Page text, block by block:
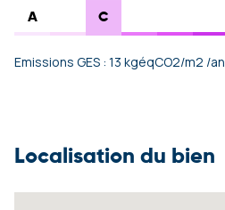
A C
Emissions GES : 13 kgéqCO2/m2 /an
Localisation du bien